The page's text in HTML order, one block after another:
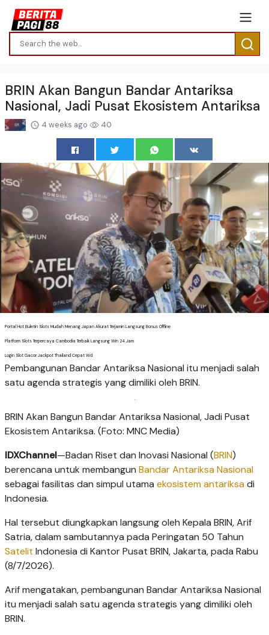
BRIN Akan Bangun Bandar Antariksa
Nasional, Jadi Pusat Ekosistem Antariksa
4 weeks ago 40
Portal Hot Buletin Slots Mudah Menang Japan Akurat Terjamin Langsung Bonus Offline
Platform Slots Terpercaya Cambodia Terbaik Langsung Win 24 Jam
Login Slot Gacor Jackpot Thailand Cepat Wd
Pembangunan Bandar Antariksa Nasional itu menjadi salah
satu agenda strategis yang dimiliki oleh BRIN.
BRIN Akan Bangun Bandar Antariksa Nasional, Jadi Pusat
Ekosistem Antariksa. (Foto: MNC Media)
IDXChannel—Badan Riset dan Inovasi Nasional (BRIN)
berencana untuk membangun Bandar Antariksa Nasional
sebagai fasilitas dan simpul utama ekosistem antariksa di
Indonesia.
Hal tersebut diungkapkan langsung oleh Kepala BRIN, Arif
Satria, dalam sambutannya pada Peringatan 50 Tahun
Satelit Indonesia di Kantor Pusat BRIN, Jakarta, pada Rabu
(8/7/2026).
Arif mengatakan, pembangunan Bandar Antariksa Nasional
itu menjadi salah satu agenda strategis yang dimiliki oleh
BRIN.